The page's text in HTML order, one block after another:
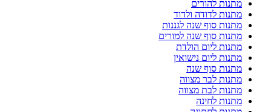
מתנות להורים
מתנות לדודה ולדוד
מתנות סוף שנה לגננות
מתנות סוף שנה למורים
מתנות ליום הולדת
מתנות ליום נישואין
מתנות סוף שנה
מתנות לבר מצווה
מתנות לבת מצווה
מתנות לחינה